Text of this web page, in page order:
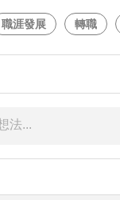
職涯發展 轉職